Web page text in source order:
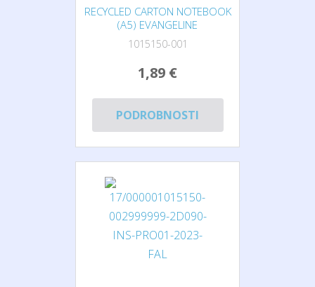
RECYCLED CARTON NOTEBOOK
(A5) EVANGELINE
1015150-001
1,89 €
PODROBNOSTI